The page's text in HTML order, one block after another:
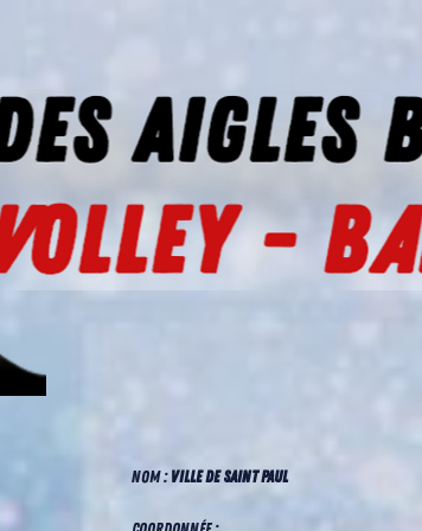
NOM :VILLE DE SAINT PAUL